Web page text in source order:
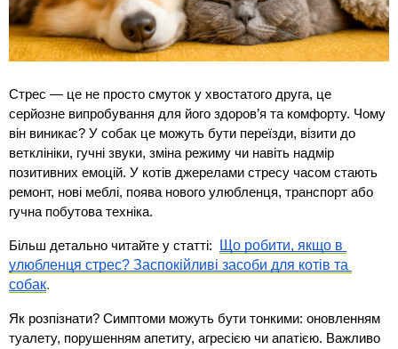
Стрес — це не просто смуток у хвостатого друга, це
серйозне випробування для його здоров’я та комфорту. Чому
він виникає? У собак це можуть бути переїзди, візити до
ветклініки, гучні звуки, зміна режиму чи навіть надмір
позитивних емоцій. У котів джерелами стресу часом стають
ремонт, нові меблі, поява нового улюбленця, транспорт або
гучна побутова техніка.
Більш детально читайте у статті:
Що робити, якщо в
улюбленця стрес? Заспокійливі засоби для котів та
собак.
Як розпізнати? Симптоми можуть бути тонкими: оновленням
туалету, порушенням апетиту, агресією чи апатією. Важливо